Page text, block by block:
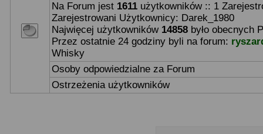
Na Forum jest 1611 użytkowników :: 1
Zarejestrowani Użytkownicy: Darek_1980
Najwięcej użytkowników 14858 było obecnych
Przez ostatnie 24 godziny byli na forum:
Whisky
Osoby odpowiedzialne za Forum
Ostrzeżenia użytkowników